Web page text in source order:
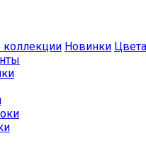
коллекции Новинки Цвета